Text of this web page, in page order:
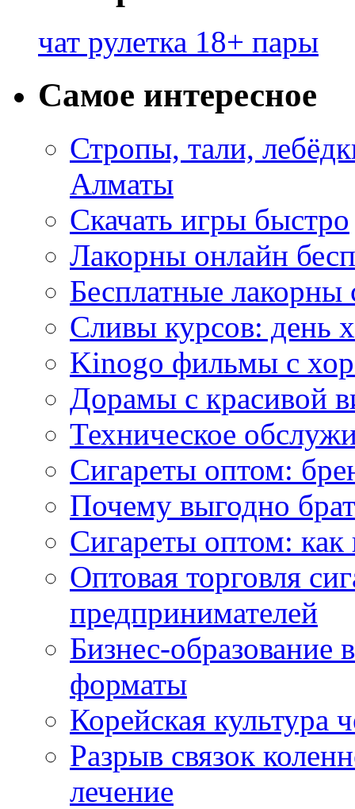
чат рулетка 18+ пары
Самое интересное
Стропы, тали,
Алматы
Скачать игры быстро
Лакорны онлайн
Бесплатные лакорны
Сливы курсов: день
Kinogo фильмы с
Дорамы с красивой
Техническое
Сигареты оптом:
Почему выгодно
Сигареты оптом: как
Оптовая торговля
предпринимателей
Бизнес-образование
форматы
Корейская культура
Разрыв связок
лечение